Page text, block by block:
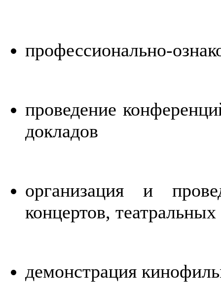
профессионально-
проведение
докладов
организация и
концертов, театральных
демонстрация